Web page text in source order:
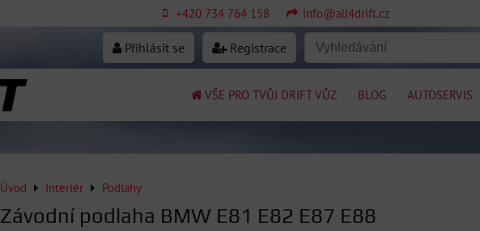
+420 734 764 158 info@all4drift.cz
Přihlásit se Registrace
VŠE PRO TVŮJ DRIFT VŮZ BLOG AUTOSERVIS
Úvod Interiér Podlahy
Závodní podlaha BMW E81 E82 E87 E88